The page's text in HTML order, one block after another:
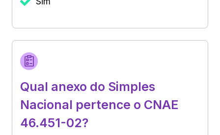
Qual anexo do Simples
Nacional pertence o CNAE
46.451-02?